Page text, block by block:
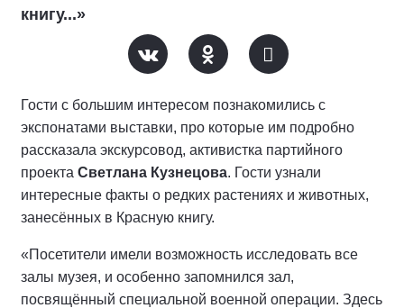
книгу...»
Гости с большим интересом познакомились с
экспонатами выставки, про которые им подробно
рассказала экскурсовод, активистка партийного
проекта Светлана Кузнецова. Гости узнали
интересные факты о редких растениях и животных,
занесённых в Красную книгу.
«Посетители имели возможность исследовать все
залы музея, и особенно запомнился зал,
посвящённый специальной военной операции. Здесь